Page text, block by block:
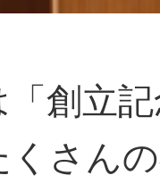
「創立
くさん